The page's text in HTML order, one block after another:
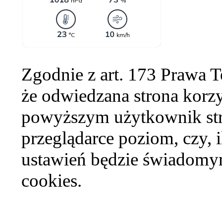
Zgodnie z art. 173 Prawa
że odwiedzana strona
powyższym użytkownik
przeglądarce poziom,
ustawień będzie
cookies.